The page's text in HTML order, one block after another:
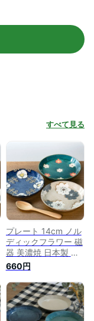
すべて見る
プレート 14cm ノル
ディックフラワー 磁
器 美濃焼 日本製 （
食洗機対応 電子レン
ジ対応 ケーキ デザ
ート 皿 北欧 花柄 洋
食器 デザートプレー
ト お皿 丸皿 取り皿
取り分け皿 小皿 モ
660円